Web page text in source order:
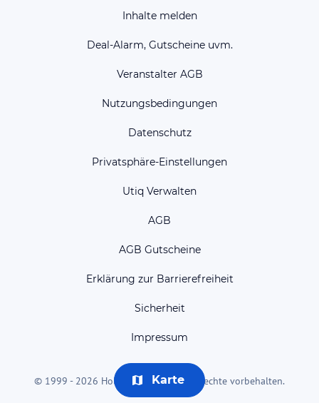
Karte
Inhalte melden
Deal-Alarm, Gutscheine uvm.
Veranstalter AGB
Nutzungsbedingungen
Datenschutz
Privatsphäre-Einstellungen
Utiq Verwalten
AGB
AGB Gutscheine
Erklärung zur Barrierefreiheit
Sicherheit
Impressum
© 1999 - 2026 HolidayCheck AG. Alle Rechte vorbehalten.